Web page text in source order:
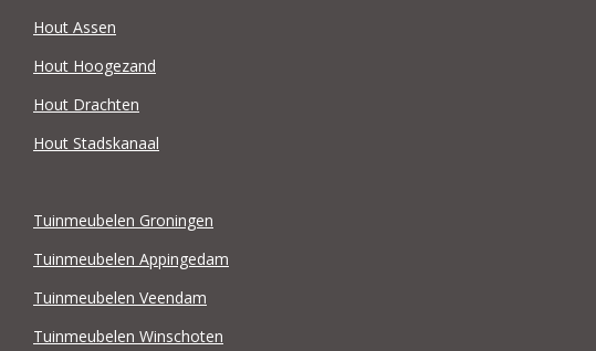
Hout Assen
Hout Hoogezand
Hout Drachten
Hout Stadskanaal
Tuinmeubelen Groningen
Tuinmeubelen Appingedam
Tuinmeubelen Veendam
Tuinmeubelen Winschoten